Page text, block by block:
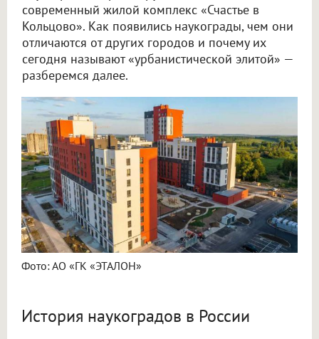
современный жилой комплекс «Счастье в
Кольцово». Как появились наукограды, чем они
отличаются от других городов и почему их
сегодня называют «урбанистической элитой» —
разберемся далее.
Фото: АО «ГК «ЭТАЛОН»
История наукоградов в России